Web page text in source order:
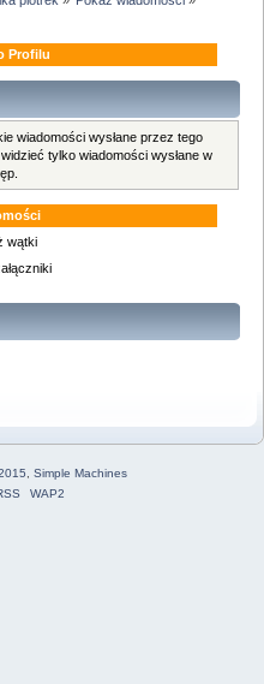
Profilu
wiadomości wysłane przez tego
tylko wiadomości wysłane w
wątki
Simple Machines
WAP2